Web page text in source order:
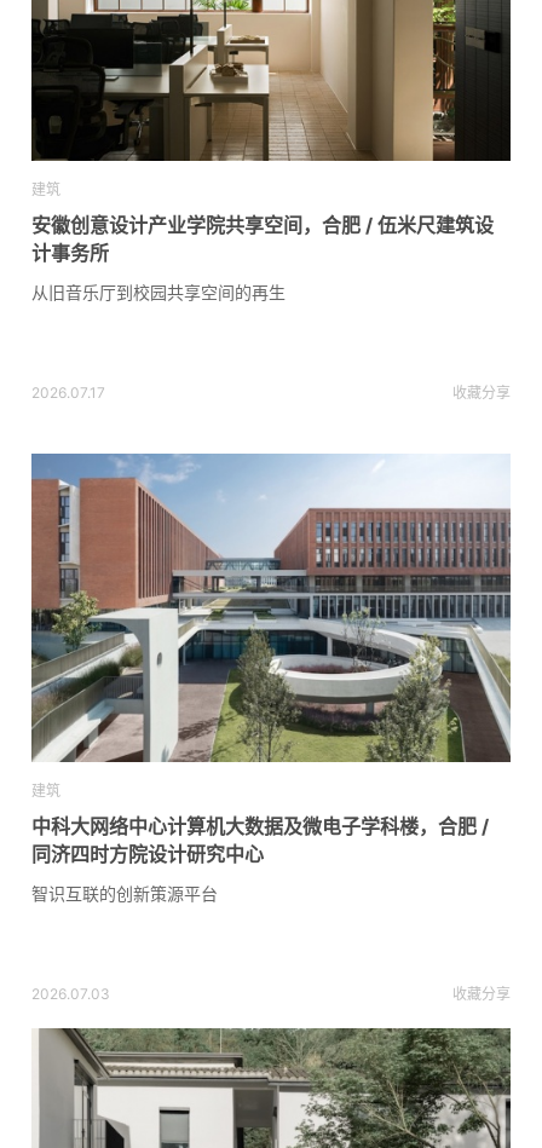
建筑
安徽创意设计产业学院共享空间，合肥 / 伍米尺建筑设
计事务所
从旧音乐厅到校园共享空间的再生
2026.07.17 收藏分享
建筑
中科大网络中心计算机大数据及微电子学科楼，合肥 /
同济四时方院设计研究中心
智识互联的创新策源平台
2026.07.03 收藏分享